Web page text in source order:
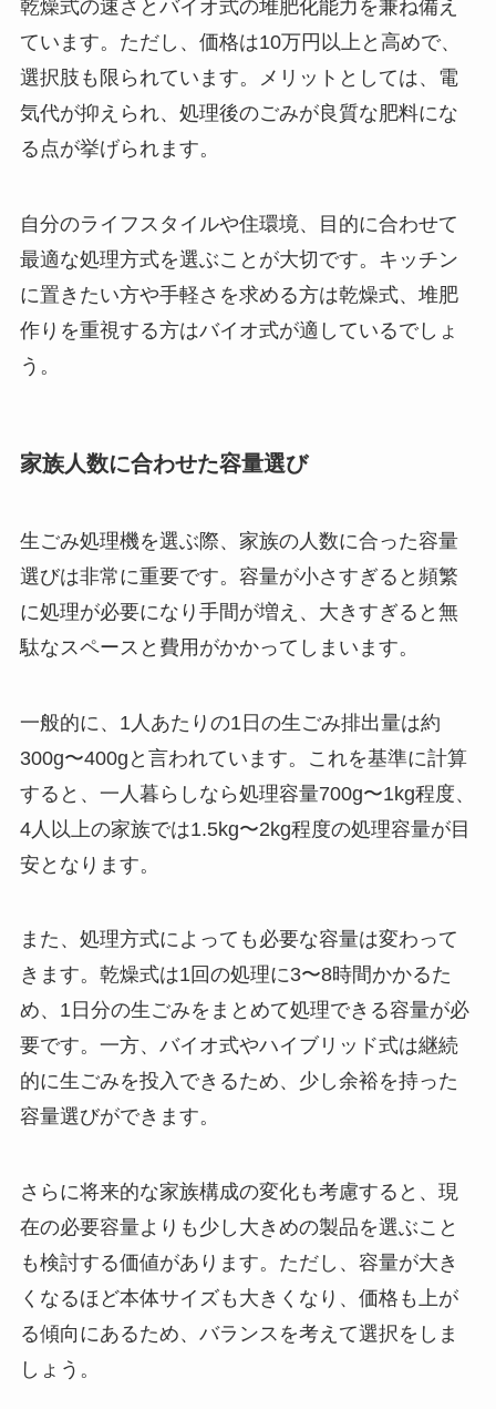
乾燥式の速さとバイオ式の堆肥化能力を兼ね備え
ています。ただし、価格は10万円以上と高めで、
選択肢も限られています。メリットとしては、電
気代が抑えられ、処理後のごみが良質な肥料にな
る点が挙げられます。
自分のライフスタイルや住環境、目的に合わせて
最適な処理方式を選ぶことが大切です。キッチン
に置きたい方や手軽さを求める方は乾燥式、堆肥
作りを重視する方はバイオ式が適しているでしょ
う。
家族人数に合わせた容量選び
生ごみ処理機を選ぶ際、家族の人数に合った容量
選びは非常に重要です。容量が小さすぎると頻繁
に処理が必要になり手間が増え、大きすぎると無
駄なスペースと費用がかかってしまいます。
一般的に、1人あたりの1日の生ごみ排出量は約
300g〜400gと言われています。これを基準に計算
すると、一人暮らしなら処理容量700g〜1kg程度、
4人以上の家族では1.5kg〜2kg程度の処理容量が目
安となります。
また、処理方式によっても必要な容量は変わって
きます。乾燥式は1回の処理に3〜8時間かかるた
め、1日分の生ごみをまとめて処理できる容量が必
要です。一方、バイオ式やハイブリッド式は継続
的に生ごみを投入できるため、少し余裕を持った
容量選びができます。
さらに将来的な家族構成の変化も考慮すると、現
在の必要容量よりも少し大きめの製品を選ぶこと
も検討する価値があります。ただし、容量が大き
くなるほど本体サイズも大きくなり、価格も上が
る傾向にあるため、バランスを考えて選択をしま
しょう。